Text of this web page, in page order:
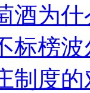
酒为
标榜
制度